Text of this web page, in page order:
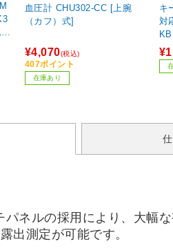
血圧計 CHU302-CC [上腕
（カフ）式]
¥4,070(税込)
407ポイント
在庫あり
キ
対
ン
パネルの採用により、大幅
出測定が可能です。